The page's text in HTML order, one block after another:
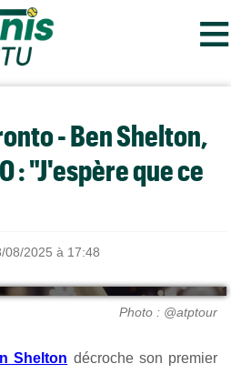
≡
- Ben Shelton,
: "J'espère que ce
2025 à 17:48
Photo : @atptour
Shelton décroche son premier